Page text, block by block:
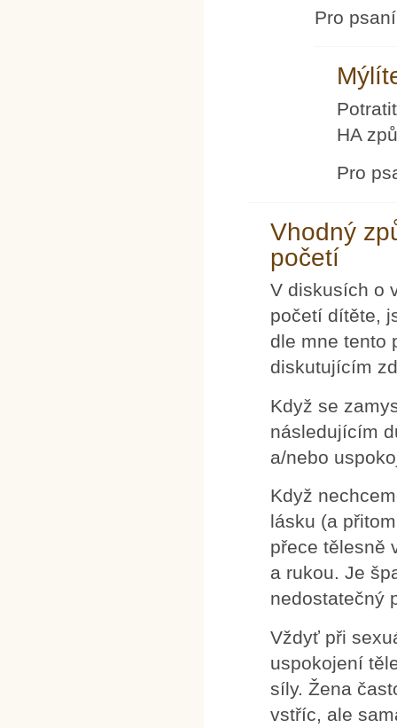
Pro
HA
Pro
Vhodný
početí
V diskusích o
početí dítěte,
dle mne tento
diskutujícím
Když se
následujícím
a/nebo
Když
lásku (a
přece tělesně
a rukou. Je
nedostatečný
Vždyť při
uspokojení
síly. Žena
vstříc, ale